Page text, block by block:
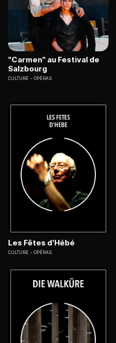
"Carmen" au Festival de
Salzbourg
CULTURE OPÉRAS
Les Fêtes d'Hébé
CULTURE OPÉRAS